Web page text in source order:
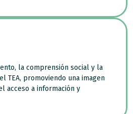
la comprensión social y la
TEA, promoviendo una imagen
acceso a información y